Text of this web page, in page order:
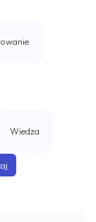
Wiedza